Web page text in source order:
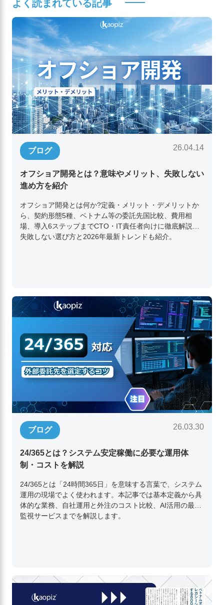
よく読まれている記事
ブログ 26.04.14
オフショア開発とは？意味やメリット、失敗しない
進め方を紹介
オフショア開発とは何か?定義・メリット・デメリットか
ら、契約形態5種、ベトナム等の委託先国比較、費用相
場、導入6ステップまでCTO・IT責任者向けに徹底解説。
失敗しない選び方と2026年最新トレンドも紹介。
ブログ 26.03.30
24/365とは？システム安定稼働に必要な運用体
制・コストを解説
24/365とは「24時間365日」を意味する言葉で、システム
運用の現場でよく使われます。本記事では基本定義から具
体的な業務、自社運用と外注のコスト比較、AI活用の最新
監視サービスまでを解説します。